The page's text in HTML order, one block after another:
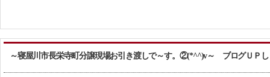
～寝屋川市長栄寺町分譲現場お引き渡しで～す。②(*^^)v～ ブログＵＰし